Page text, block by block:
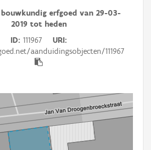
erfgoed van 29-03-
2019 tot heden
ID 111967
URI
aanduidingsobjecten/111967